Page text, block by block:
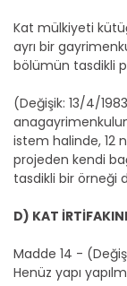
Kat mülkiyeti
ayrı bir
bölümün tasdikli
(Değişik: 13/4/
istem halinde, 12
projeden kendi
tasdikli bir örneği
D) KAT
Madde 14 -
Henüz yapı